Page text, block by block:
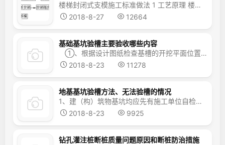
楼梯封闭式支模施工标准做法 1 工艺原理 楼梯梯段支模采用封闭式支模方式，并在踏步模板阳角处增加角钢，踏步模板增加透气孔，使浇筑混凝土后的楼梯踏步阴阳角方正，无气泡，表面观感良好。 2 工艺流程 ...
2018-8-27
12664
基础基坑验槽主要验收哪些内容
①、根据设计图纸检查基槽的开挖平面位置、尺寸、槽底深度；检査是否与设计图纸相符，开挖深度是否符合设计要求； ②、仔细观察槽壁、槽底土质类型、均匀程度和有关异常土质是否存在，核对基坑土质及地下水情况是否与勘察报告相符； ③、检査基槽之中是否有旧建...
2018-8-23
11278
地基基坑验槽方法、无法验槽的情况
1、建（构）筑物基坑均应先有施工单位自检，然后进行施工验槽。基坑挖至基底设计标高并清理后，施工单位必须会同勘察、设计、建设（或监理）等单位共同进行验槽，合格后方能进行基础工程施工。 2、验槽时必须具备的资料和条件： ①、勘察、设计、建设（或监理）、施工等单位有关负责及技术人员到场； &n...
2018-8-23
9925
钻孔灌注桩断桩质量问题原因和断桩防治措施